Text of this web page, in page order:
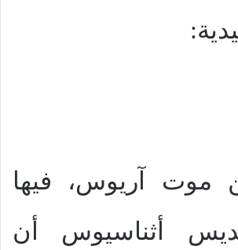
موت آريوس، فيها
أثناسيوس أن